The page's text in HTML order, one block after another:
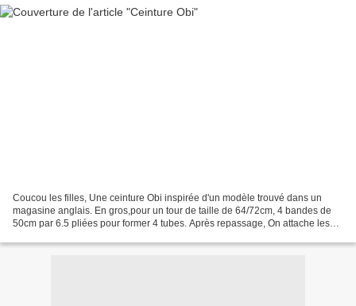
Coucou les filles, Une ceinture Obi inspirée d'un modèle trouvé dans un
magasine anglais. En gros,pour un tour de taille de 64/72cm, 4 bandes de
50cm par 6.5 pliées pour former 4 tubes. Après repassage, On attache les